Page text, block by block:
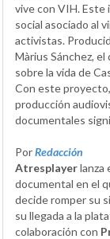
vive con VIH.
social asociado al
activistas.
Màrius Sánchez,
sobre la vida de
Con este
producción
documentales
PorRedacción
Atresplayerlanza
documental en el
decide romper su
su llegada a la
colaboración con